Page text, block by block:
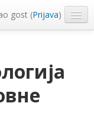
gost (Prijava)